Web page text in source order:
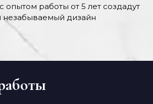
опытом работы от 5 лет создадут
незабываемый дизайн